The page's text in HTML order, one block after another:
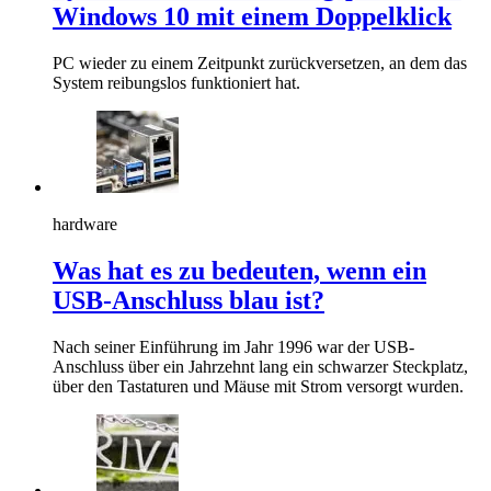
Windows 10 mit einem Doppelklick
PC wieder zu einem Zeitpunkt zurückversetzen, an dem das
System reibungslos funktioniert hat.
hardware
Was hat es zu bedeuten, wenn ein
USB-Anschluss blau ist?
Nach seiner Einführung im Jahr 1996 war der USB-
Anschluss über ein Jahrzehnt lang ein schwarzer Steckplatz,
über den Tastaturen und Mäuse mit Strom versorgt wurden.